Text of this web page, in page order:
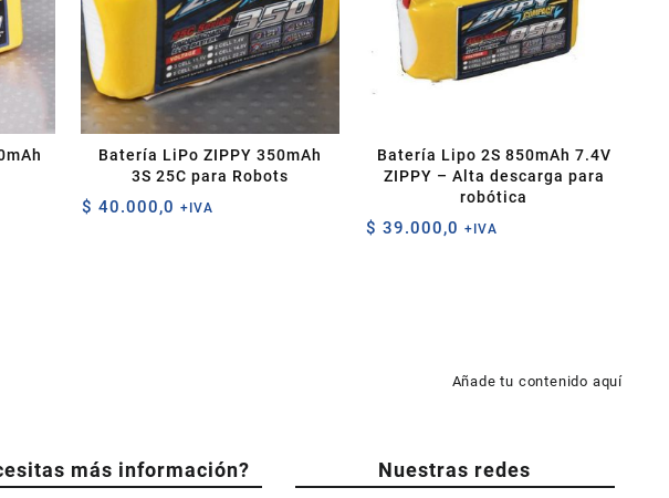
Batería LiPo ZIPPY 350mAh
3S 25C para Robots
$ 40.000,0 +IVA
Batería Lipo 2S 850mAh 7.4V
ZIPPY – Alta descarga para
robótica
$ 39.000,0 +IVA
Añade tu contenido aquí
más información? Nuestras redes